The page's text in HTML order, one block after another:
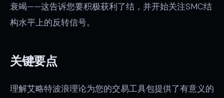
衰竭——这告诉您要积极获利了结，并开始关注SMC结
构水平上的反转信号。
关键要点
理解艾略特波浪理论为您的交易工具包提供了有意义的